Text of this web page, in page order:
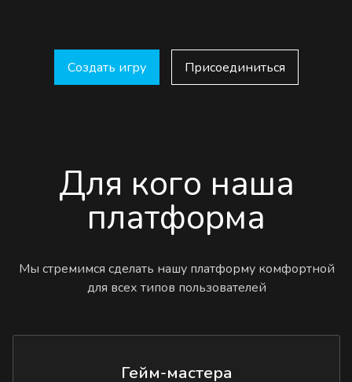
Создать игру Присоединиться
Для кого наша
платформа
Мы стремимся сделать нашу платформу комфортной
для всех типов пользователей
Гейм-мастера